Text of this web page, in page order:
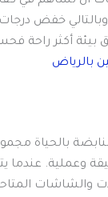
خفض درجات
بيئة أكثر راحة
بالرياض
بالحياة
وعملية. عندما
والشاشات المتاحة